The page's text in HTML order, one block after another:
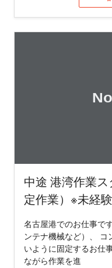
中途 港湾作業
定作業）※未経
名古屋港でのお仕事で
ンテナ機械など）、
いように固定するお仕
ながら作業を進